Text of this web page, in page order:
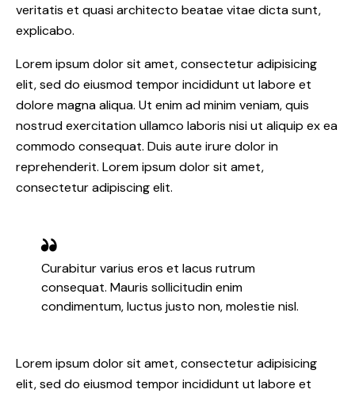
veritatis et quasi architecto beatae vitae dicta sunt,
explicabo.
Lorem ipsum dolor sit amet, consectetur adipisicing
elit, sed do eiusmod tempor incididunt ut labore et
dolore magna aliqua. Ut enim ad minim veniam, quis
nostrud exercitation ullamco laboris nisi ut aliquip ex ea
commodo consequat. Duis aute irure dolor in
reprehenderit. Lorem ipsum dolor sit amet,
consectetur adipiscing elit.
Curabitur varius eros et lacus rutrum
consequat. Mauris sollicitudin enim
condimentum, luctus justo non, molestie nisl.
Lorem ipsum dolor sit amet, consectetur adipisicing
elit, sed do eiusmod tempor incididunt ut labore et